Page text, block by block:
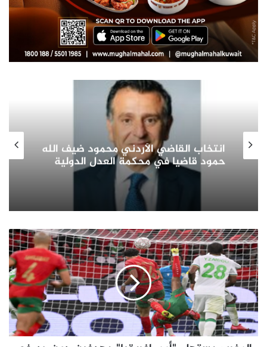
صاحب السمو الأمير الشيخ مشعل الأحمد
الجابر الصباح يشيد بدور المرأة الكويتية
في التنمية الشاملة ويؤكد: شريك
أساسي في بناء الوطن وتمثيله دوليا
المغرب
يستهل
"أمم
إفريقيا"
بهدفين
دون
رد
في
مرمى